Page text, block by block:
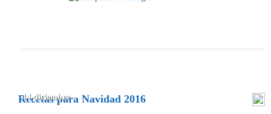
14 diciembre
Recetas para Navidad 2016